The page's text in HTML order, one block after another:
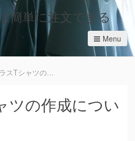
簡単に注文できる
Menu
Tシャツの作成について
ツの作成につい